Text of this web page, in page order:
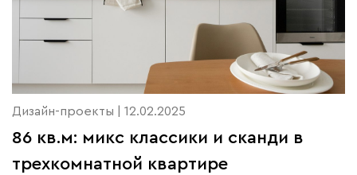
Дизайн-проекты | 12.02.2025
86 кв.м: микс классики и сканди в
трехкомнатной квартире